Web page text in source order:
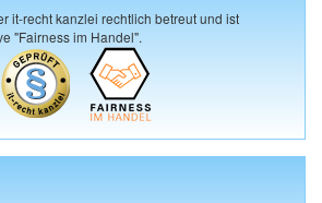
it-recht kanzlei rechtlich betreut und ist
"Fairness im Handel".